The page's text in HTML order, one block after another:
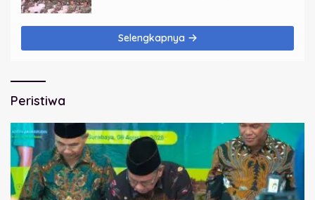
Selengkapnya
Peristiwa